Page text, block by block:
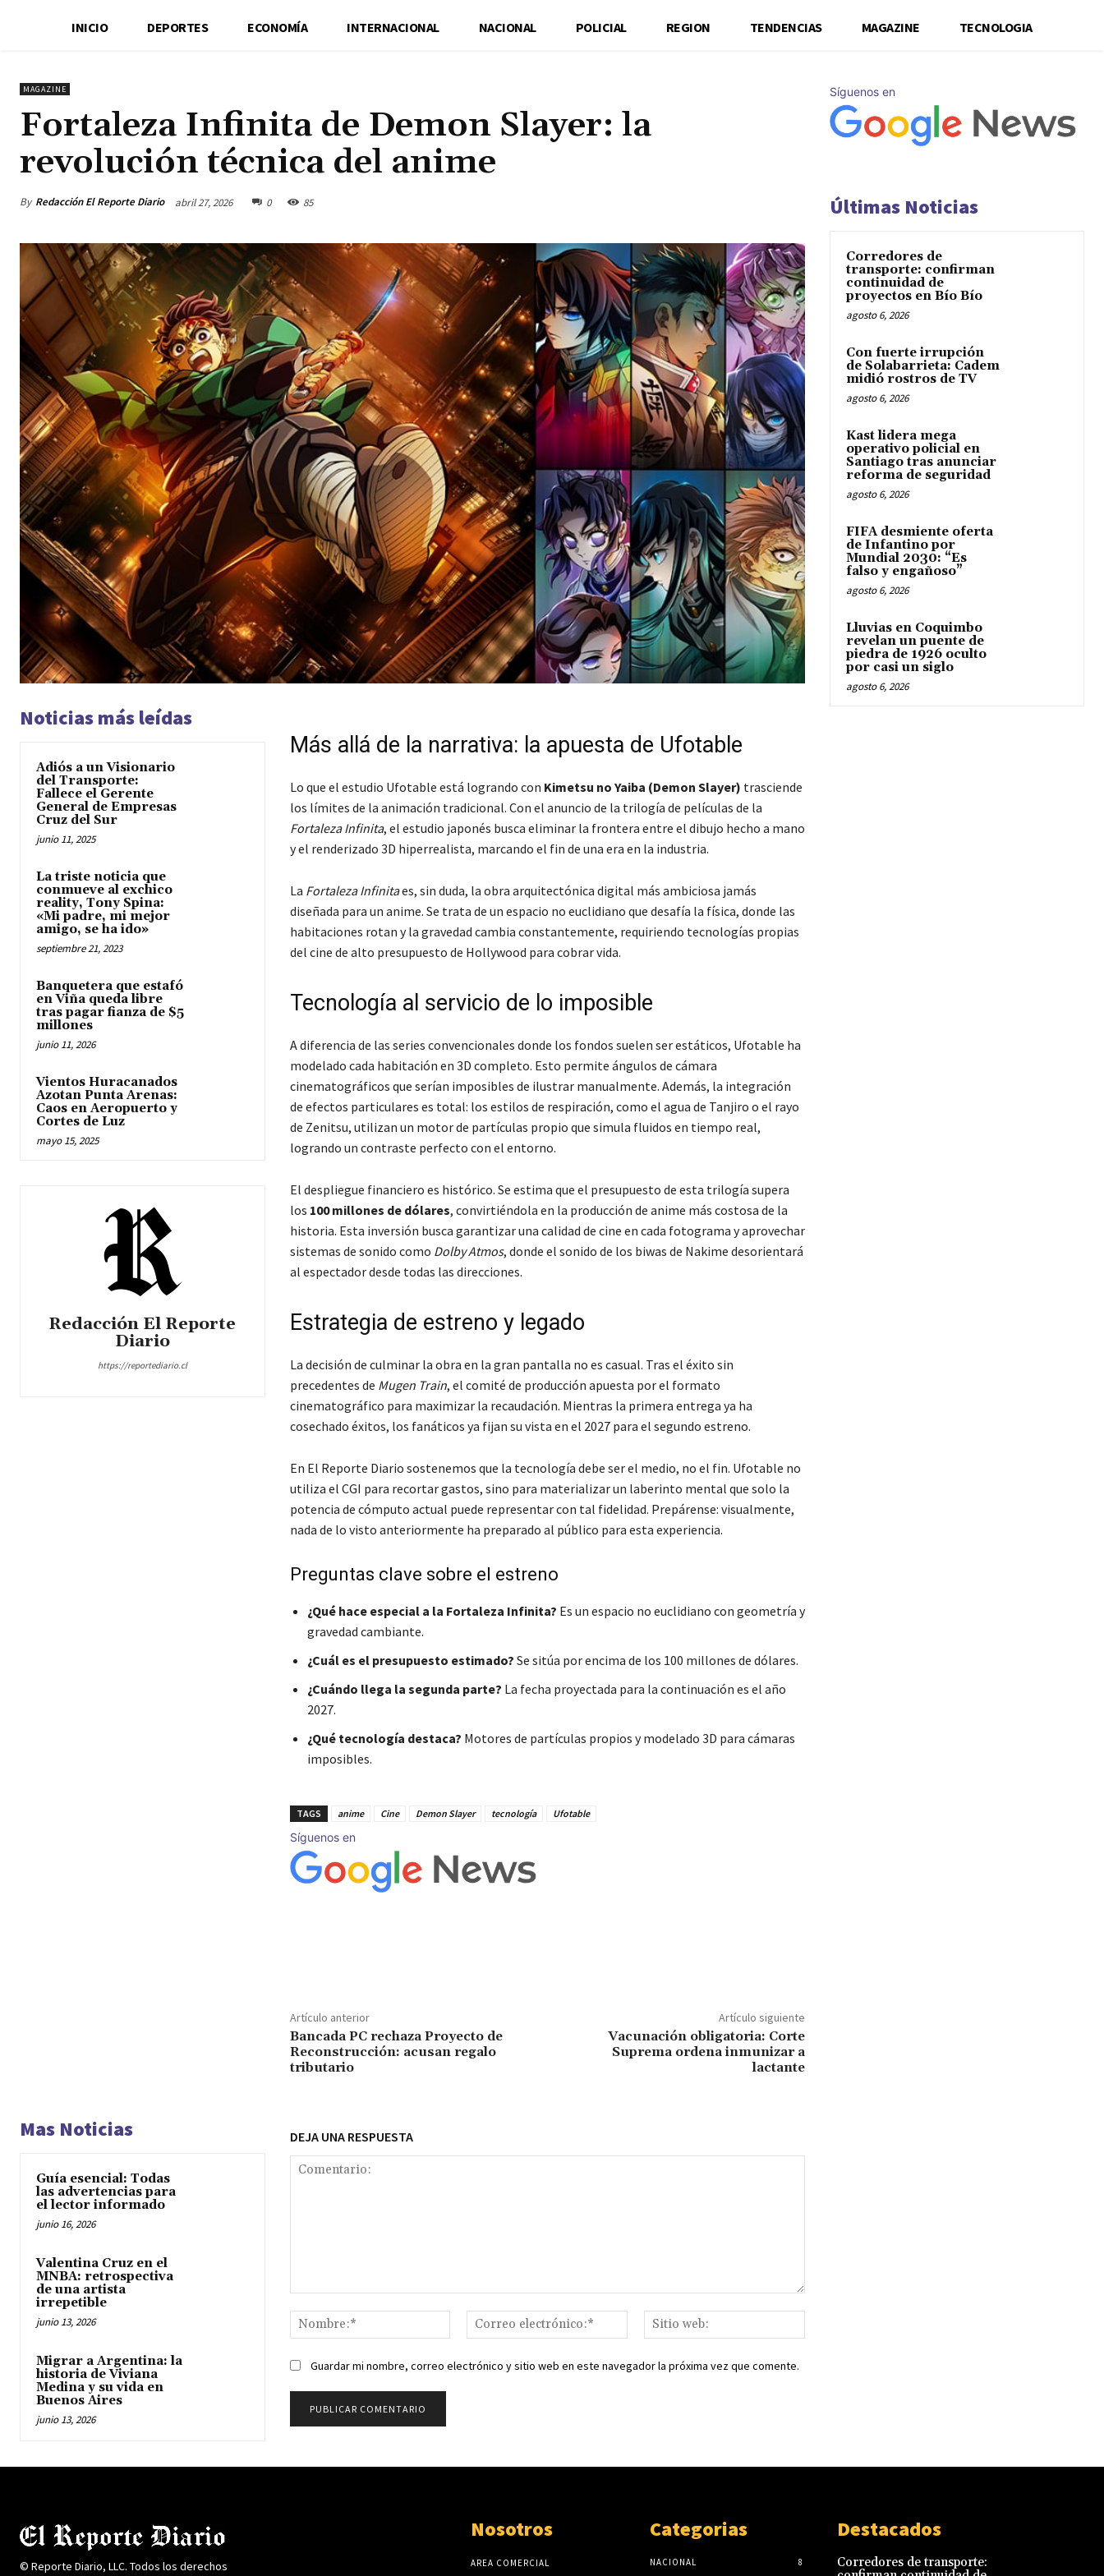
INICIO DEPORTES ECONOMÍA INTERNACIONAL NACIONAL POLICIAL REGION TENDENCIAS MAGAZINE TECNOLOGIA
MAGAZINE
Fortaleza Infinita de Demon Slayer: la
revolución técnica del anime
By Redacción El Reporte Diario abril 27, 2026 0 85
Noticias más leídas
Adiós a un Visionario
del Transporte:
Fallece el Gerente
General de Empresas
Cruz del Sur
junio 11, 2025
La triste noticia que
conmueve al exchico
reality, Tony Spina:
«Mi padre, mi mejor
amigo, se ha ido»
septiembre 21, 2023
Banquetera que estafó
en Viña queda libre
tras pagar fianza de $5
millones
junio 11, 2026
Vientos Huracanados
Azotan Punta Arenas:
Caos en Aeropuerto y
Cortes de Luz
mayo 15, 2025
Redacción El Reporte
Diario
https://reportediario.cl
Más allá de la narrativa: la apuesta de Ufotable
Lo que el estudio Ufotable está logrando con Kimetsu no Yaiba (Demon Slayer) trasciende
los límites de la animación tradicional. Con el anuncio de la trilogía de películas de la
Fortaleza Infinita, el estudio japonés busca eliminar la frontera entre el dibujo hecho a mano
y el renderizado 3D hiperrealista, marcando el fin de una era en la industria.
La Fortaleza Infinitaes, sin duda, la obra arquitectónica digital más ambiciosa jamás
diseñada para un anime. Se trata de un espacio no euclidiano que desafía la física, donde las
habitaciones rotan y la gravedad cambia constantemente, requiriendo tecnologías propias
del cine de alto presupuesto de Hollywood para cobrar vida.
Tecnología al servicio de lo imposible
A diferencia de las series convencionales donde los fondos suelen ser estáticos, Ufotable ha
modelado cada habitación en 3D completo. Esto permite ángulos de cámara
cinematográficos que serían imposibles de ilustrar manualmente. Además, la integración
de efectos particulares es total: los estilos de respiración, como el agua de Tanjiro o el rayo
de Zenitsu, utilizan un motor de partículas propio que simula fluidos en tiempo real,
logrando un contraste perfecto con el entorno.
El despliegue financiero es histórico. Se estima que el presupuesto de esta trilogía supera
los 100 millones de dólares, convirtiéndola en la producción de anime más costosa de la
historia. Esta inversión busca garantizar una calidad de cine en cada fotograma y aprovechar
sistemas de sonido como Dolby Atmos, donde el sonido de los biwas de Nakime desorientará
al espectador desde todas las direcciones.
Estrategia de estreno y legado
La decisión de culminar la obra en la gran pantalla no es casual. Tras el éxito sin
precedentes de Mugen Train, el comité de producción apuesta por el formato
cinematográfico para maximizar la recaudación. Mientras la primera entrega ya ha
cosechado éxitos, los fanáticos ya fijan su vista en el 2027 para el segundo estreno.
En El Reporte Diario sostenemos que la tecnología debe ser el medio, no el fin. Ufotable no
utiliza el CGI para recortar gastos, sino para materializar un laberinto mental que solo la
potencia de cómputo actual puede representar con tal fidelidad. Prepárense: visualmente,
nada de lo visto anteriormente ha preparado al público para esta experiencia.
Preguntas clave sobre el estreno
¿Qué hace especial a la Fortaleza Infinita? Es un espacio no euclidiano con geometría y
gravedad cambiante.
¿Cuál es el presupuesto estimado? Se sitúa por encima de los 100 millones de dólares.
¿Cuándo llega la segunda parte? La fecha proyectada para la continuación es el año
2027.
¿Qué tecnología destaca? Motores de partículas propios y modelado 3D para cámaras
imposibles.
TAGS anime Cine Demon Slayer tecnología Ufotable
Síguenos en
Artículo anterior
Bancada PC rechaza Proyecto de
Reconstrucción: acusan regalo
tributario
Artículo siguiente
Vacunación obligatoria: Corte
Suprema ordena inmunizar a
lactante
Mas Noticias
Guía esencial: Todas
las advertencias para
el lector informado
junio 16, 2026
Valentina Cruz en el
MNBA: retrospectiva
de una artista
irrepetible
junio 13, 2026
Migrar a Argentina: la
historia de Viviana
Medina y su vida en
Buenos Aires
junio 13, 2026
DEJA UNA RESPUESTA
Nombre:*
Correo
electrónico:*
web:
Guardar mi nombre, correo electrónico y sitio web en este navegador la próxima vez que comente.
Síguenos en
Últimas Noticias
Corredores de
transporte: confirman
continuidad de
proyectos en Bío Bío
agosto 6, 2026
Con fuerte irrupción
de Solabarrieta: Cadem
midió rostros de TV
agosto 6, 2026
Kast lidera mega
operativo policial en
Santiago tras anunciar
reforma de seguridad
agosto 6, 2026
FIFA desmiente oferta
de Infantino por
Mundial 2030: “Es
falso y engañoso”
agosto 6, 2026
Lluvias en Coquimbo
revelan un puente de
piedra de 1926 oculto
por casi un siglo
agosto 6, 2026
© Reporte Diario, LLC. Todos los derechos
Nosotros
AREA COMERCIAL
Categorias
NACIONAL 8
Destacados
Corredores de transporte: